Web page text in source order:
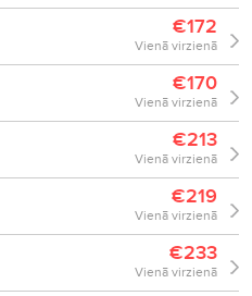
€172
Vienā virzienā
€170
Vienā virzienā
€213
Vienā virzienā
€219
Vienā virzienā
€233
Vienā virzienā